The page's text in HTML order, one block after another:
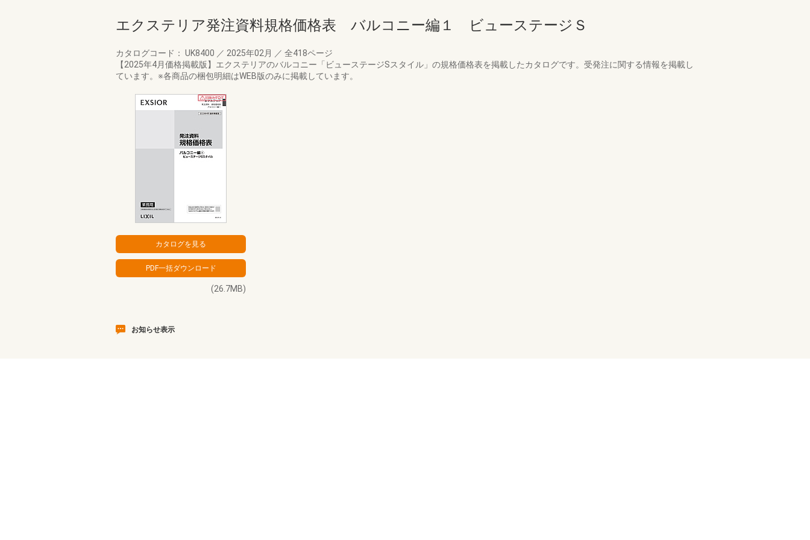
エクステリア発注資料規格価格表 バルコニー編１ ビューステージＳ
カタログコード： UK8400 ／ 2025年02月 ／ 全418ページ
【2025年4月価格掲載版】エクステリアのバルコニー「ビューステージSスタイル」の規格価格表を掲載したカタログです。受発注に関する情報を掲載し
ています。※各商品の梱包明細はWEB版のみに掲載しています。
(26.7MB)
お知らせ表示